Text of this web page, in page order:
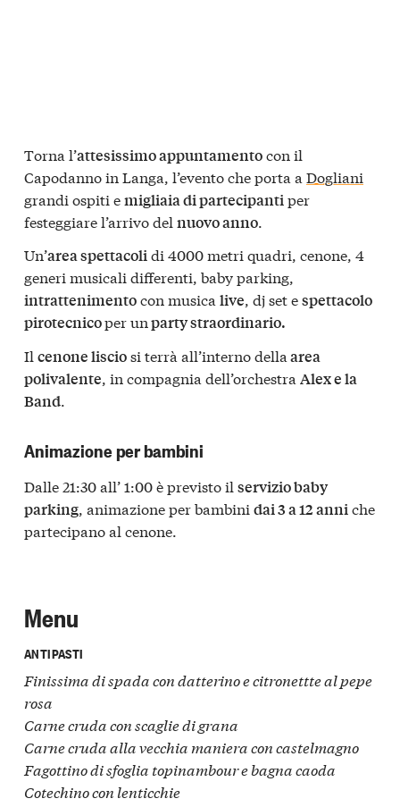
Torna l’attesissimo appuntamentocon il
Capodanno in Langa, l’evento che porta a Dogliani
grandi ospiti emigliaia di partecipantiper
festeggiare l’arrivo del nuovo anno.
Un’area spettacolidi 4000 metri quadri, cenone, 4
generi musicali differenti, baby parking,
intrattenimentocon musica live, dj set espettacolo
pirotecnicoper unparty straordinario.
Il cenone lisciosi terrà all’interno della area
polivalente, in compagnia dell’orchestra Alex e la
Band.
Animazione per bambini
Dalle 21:30 all’ 1:00 è previsto il servizio baby
parking, animazione per bambini dai 3 a 12 anniche
partecipano al cenone.
Menu
ANTIPASTI
Finissima di spada con datterino e citronettte al pepe
rosa
Carne cruda con scaglie di grana
Carne cruda alla vecchia maniera con castelmagno
Fagottino di sfoglia topinambour e bagna caoda
Cotechino con lenticchie